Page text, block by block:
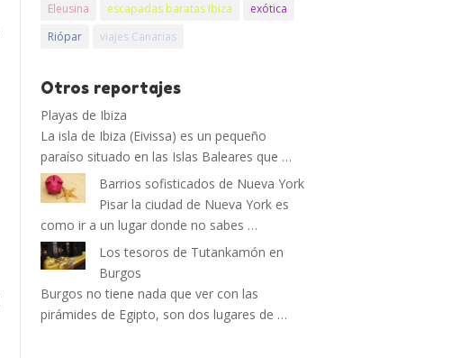
Eleusina
escapadas baratas Ibiza
exótica
Riópar
viajes Canarias
Otros reportajes
Playas de Ibiza
La isla de Ibiza (Eivissa) es un pequeño
paraíso situado en las Islas Baleares que …
Barrios sofisticados de Nueva York
Pisar la ciudad de Nueva York es
como ir a un lugar donde no sabes …
Los tesoros de Tutankamón en
Burgos
Burgos no tiene nada que ver con las
pirámides de Egipto, son dos lugares de …